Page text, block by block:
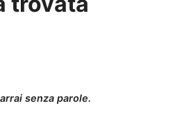
senza parole.